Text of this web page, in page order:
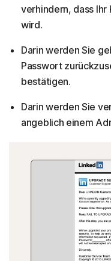
verhindern, dass
wird.
Darin werden Sie
Passwort
bestätigen.
Darin werden Sie
angeblich einem